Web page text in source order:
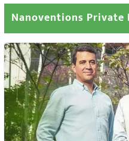
Nanoventions Private